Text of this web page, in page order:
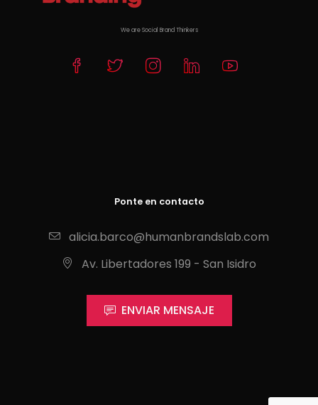
We are Social Brand Thinkers
Ponte en contacto
alicia.barco@humanbrandslab.com
Av. Libertadores 199 - San Isidro
ENVIAR MENSAJE